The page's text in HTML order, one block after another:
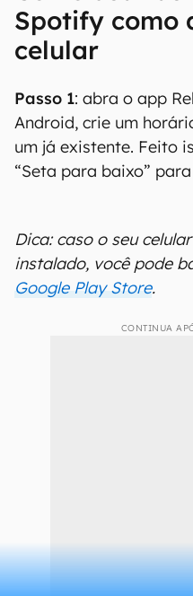
Spotify como
celular
Passo 1: abra o app
Android, crie um
um já existente. Feito
“Seta para baixo”
Dica: caso o seu
instalado, você pode
Google Play Store.
CONTINUA